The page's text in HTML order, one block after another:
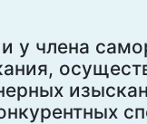
у члена